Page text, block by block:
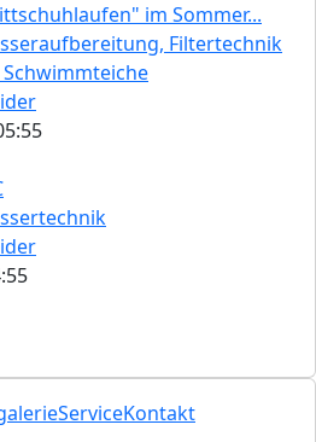
im Sommer...
Filtertechnik
ServiceKontakt